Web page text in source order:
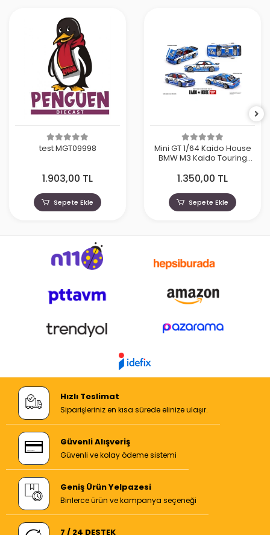
test MGT09998
1.903,00 TL
Sepete Ekle
Mini GT 1/64 Kaido House
BMW M3 Kaido Touring
1.350,00 TL
Sepete Ekle
Hızlı Teslimat
Siparişleriniz en kısa sürede elinize ulaşır.
Güvenli Alışveriş
Güvenli ve kolay ödeme sistemi
Geniş Ürün Yelpazesi
Binlerce ürün ve kampanya seçeneği
7 / 24 DESTEK